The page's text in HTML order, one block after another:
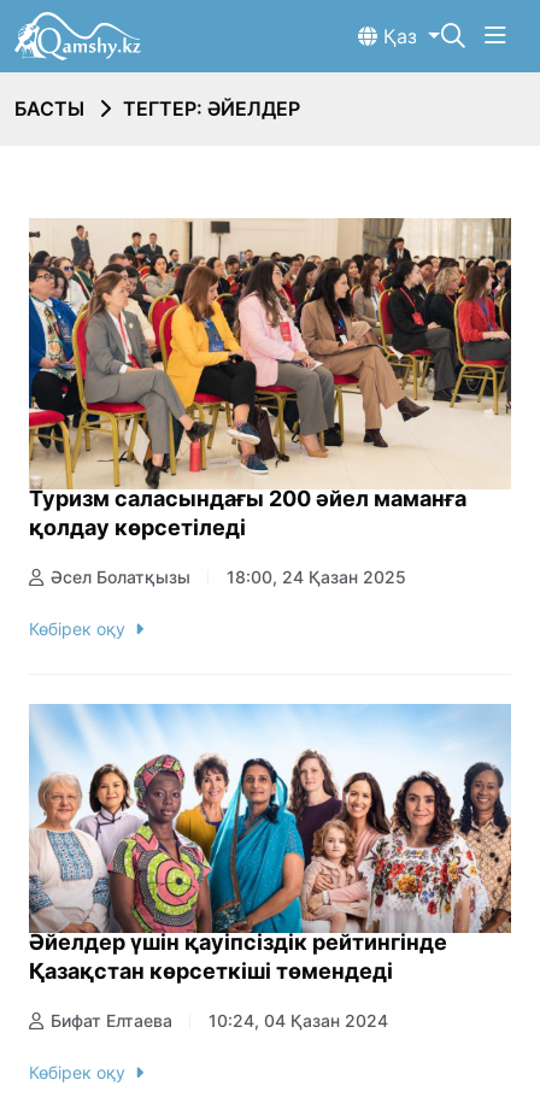
Қаз
БАСТЫ ТЕГТЕР: ӘЙЕЛДЕР
Туризм саласындағы 200 әйел маманға
қолдау көрсетіледі
Әсел Болатқызы 18:00, 24 Қазан 2025
Көбірек оқу
Әйелдер үшін қауіпсіздік рейтингінде
Қазақстан көрсеткіші төмендеді
Бифат Елтаева 10:24, 04 Қазан 2024
Көбірек оқу